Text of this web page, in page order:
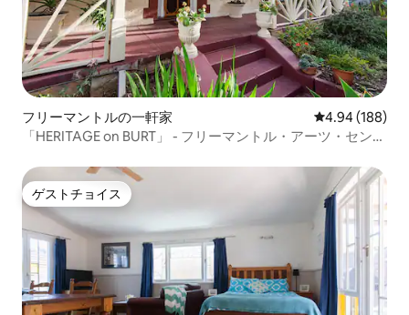
フリーマントルの一軒家 レビュー188
4.94 (188)
「HERITAGE on BURT」 - フリーマントル・アーツ・センタ
ゲストチョイス
ゲストチョイス